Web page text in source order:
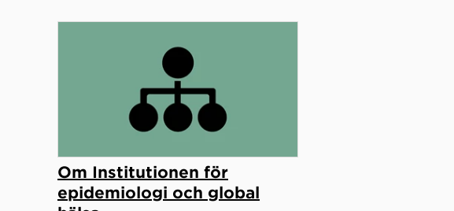
Om Institutionen för
epidemiologi och global